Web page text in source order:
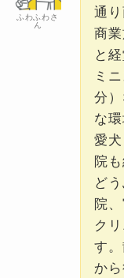
ふわふわさ
ん
通
商
と
ミ
分
な環
愛
院
ど
院
ク
す
か